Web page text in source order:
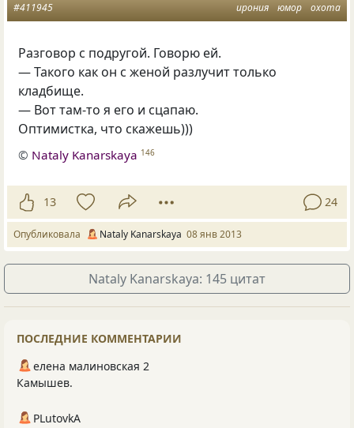
ирония юмор охота
#411945
Разговор с подругой. Говорю ей.
— Такого как он с женой разлучит только
кладбище.
— Вот там-то я его и сцапаю.
Оптимистка, что скажешь)))
© Nataly Kanarskaya 146
13 24
Опубликовала Nataly Kanarskaya 08 янв 2013
Nataly Kanarskaya: 145 цитат
ПОСЛЕДНИЕ КОММЕНТАРИИ
елена малиновская 2
Камышев.
PLutоvkА